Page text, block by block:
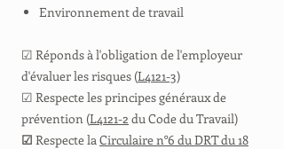
Environnement de travail
☑ Réponds à l'obligation de l'employeur
d'évaluer les risques (L4121-3)
☑ Respecte les principes généraux de
prévention (L4121-2 du Code du Travail)
☑ Respecte laCirculaire n°6 du DRT du 18